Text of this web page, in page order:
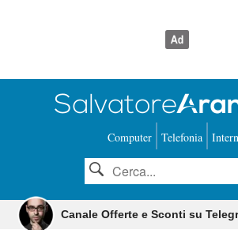
Computer Telefonia
Canale Offerte e Sconti su